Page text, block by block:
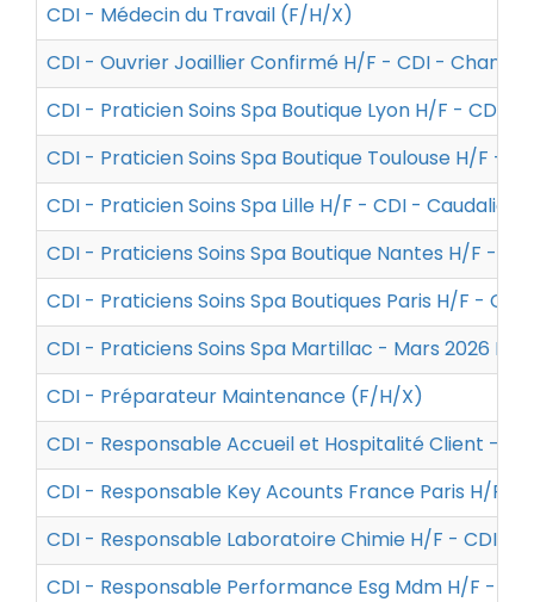
CDI - Médecin du Travail (F/H/X)
CDI - Ouvrier Joaillier Confirmé H/F - CDI - Chanel
CDI - Praticien Soins Spa Boutique Lyon H/F - CDI -
CDI - Praticien Soins Spa Boutique Toulouse H/F -
CDI - Praticien Soins Spa Lille H/F - CDI - Caudalie
CDI - Praticiens Soins Spa Boutique Nantes H/F -
CDI - Praticiens Soins Spa Boutiques Paris H/F - CDI
CDI - Praticiens Soins Spa Martillac - Mars 2026 H/
CDI - Préparateur Maintenance (F/H/X)
CDI - Responsable Accueil et Hospitalité Client -
CDI - Responsable Key Acounts France Paris H/F -
CDI - Responsable Laboratoire Chimie H/F - CDI -
CDI - Responsable Performance Esg Mdm H/F -